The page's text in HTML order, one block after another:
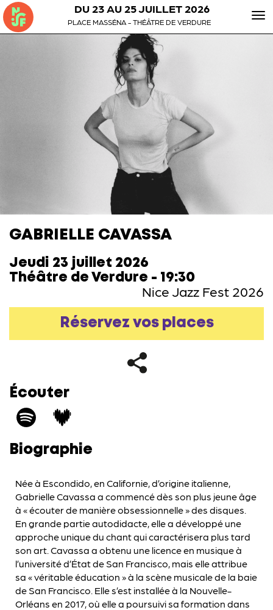
DU 23 AU 25 JUILLET 2026
PLACE MASSÉNA - THÉÂTRE DE VERDURE
GABRIELLE CAVASSA
Jeudi 23 juillet 2026
Théâtre de Verdure - 19:30
Nice Jazz Fest 2026
Réservez vos places
Écouter
Biographie
Née à Escondido, en Californie, d’origine italienne,
Gabrielle Cavassa a commencé dès son plus jeune âge
à « écouter de manière obsessionnelle » des disques.
En grande partie autodidacte, elle a développé une
approche unique du chant qui caractérisera plus tard
son art. Cavassa a obtenu une licence en musique à
l’université d’État de San Francisco, mais elle attribue
sa « véritable éducation » à la scène musicale de la baie
de San Francisco. Elle s’est installée à la Nouvelle-
Orléans en 2017, où elle a poursuivi sa formation dans